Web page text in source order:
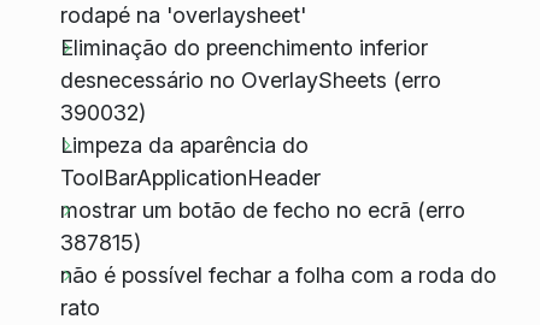
rodapé na 'overlaysheet'
Eliminação do preenchimento inferior
desnecessário no OverlaySheets (erro
390032)
Limpeza da aparência do
ToolBarApplicationHeader
mostrar um botão de fecho no ecrã (erro
387815)
não é possível fechar a folha com a roda do
rato